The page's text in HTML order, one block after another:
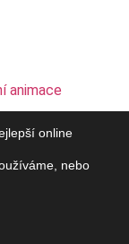
animace
online
nebo